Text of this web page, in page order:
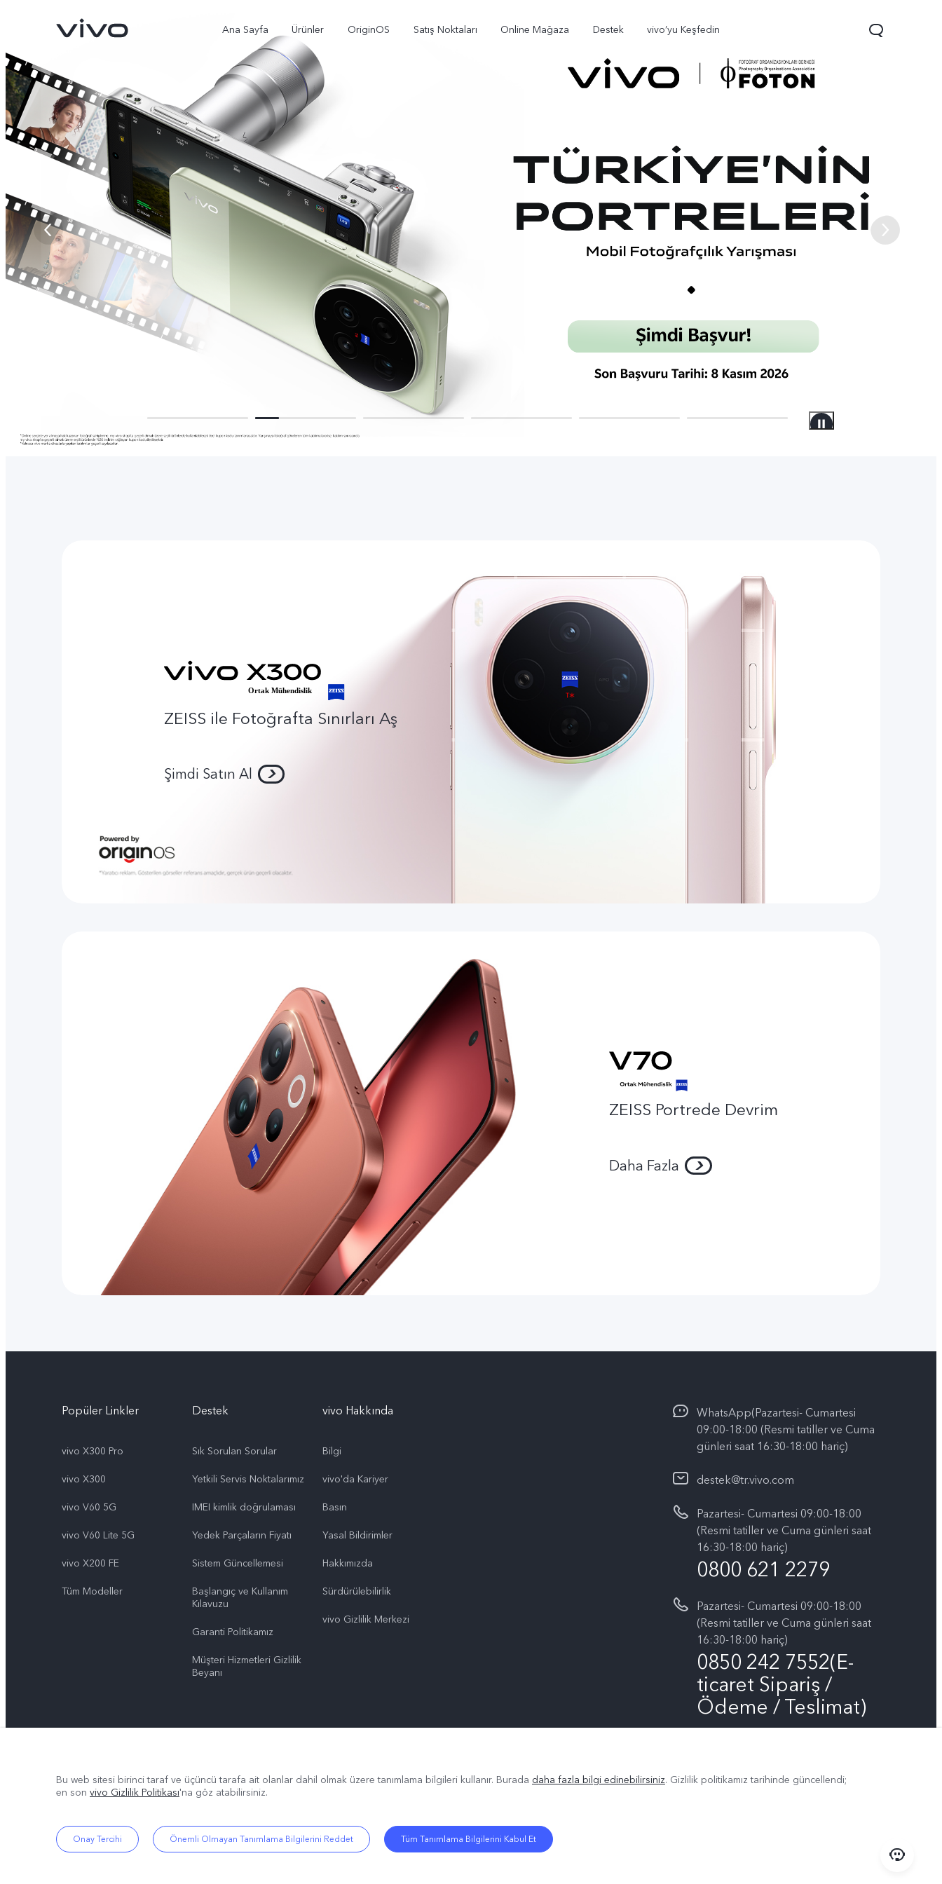
Ana Sayfa Ürünler OriginOS Satış Noktaları Online Mağaza Destek vivo’yu Keşfedin
X300 Ultra X300 yeni V70 FE
ZEISS ile Fotoğrafta Sınırları Aş
Şimdi Satın Al
ZEISS Portrede Devrim
Daha Fazla
Popüler Linkler
vivo X300 Pro
vivo X300
vivo V60 5G
vivo V60 Lite 5G
vivo X200 FE
Tüm Modeller
Destek
Sık Sorulan Sorular
Yetkili Servis Noktalarımız
IMEI kimlik doğrulaması
Yedek Parçaların Fiyatı
Sistem Güncellemesi
Başlangıç ve Kullanım ​​
Kılavuzu
Garanti Politikamız
Müşteri Hizmetleri Gizlilik
Beyanı
vivo Hakkında
Bilgi
vivo'da Kariyer
Basın
Yasal Bildirimler
Hakkımızda
Sürdürülebilirlik
vivo Gizlilik Merkezi
WhatsApp(Pazartesi- Cumartesi
09:00-18:00 (Resmi tatiller ve Cuma
günleri saat 16:30-18:00 hariç)
destek@tr.vivo.com
Pazartesi- Cumartesi 09:00-18:00
(Resmi tatiller ve Cuma günleri saat
16:30-18:00 hariç)
0800 621 2279
Pazartesi- Cumartesi 09:00-18:00
(Resmi tatiller ve Cuma günleri saat
16:30-18:00 hariç)
0850 242 7552(E-
ticaret Sipariş /
Ödeme / Teslimat)
Bu web sitesi birinci taraf ve üçüncü tarafa ait olanlar dahil olmak üzere tanımlama bilgileri kullanır. Burada daha fazla bilgi edinebilirsiniz. Gizlilik politikamıztarihinde güncellendi;
en son vivo Gizlilik Politikası'na göz atabilirsiniz.
Onay Tercihi Önemli Olmayan Tanımlama Bilgilerini Reddet Tüm Tanımlama Bilgilerini Kabul Et